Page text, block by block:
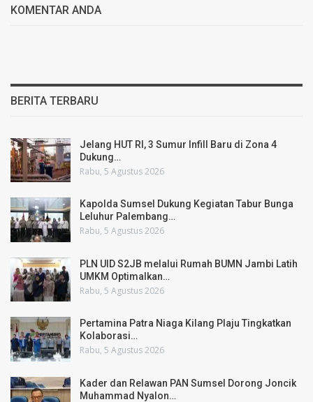
KOMENTAR ANDA
BERITA TERBARU
Jelang HUT RI, 3 Sumur Infill Baru di Zona 4
Dukung…
Rabu, 5 Agustus 2026
Kapolda Sumsel Dukung Kegiatan Tabur Bunga
Leluhur Palembang…
Rabu, 5 Agustus 2026
PLN UID S2JB melalui Rumah BUMN Jambi Latih
UMKM Optimalkan…
Rabu, 5 Agustus 2026
Pertamina Patra Niaga Kilang Plaju Tingkatkan
Kolaborasi…
Rabu, 5 Agustus 2026
Kader dan Relawan PAN Sumsel Dorong Joncik
Muhammad Nyalon…